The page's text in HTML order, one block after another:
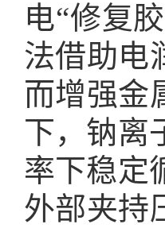
电“修复
法借助电
而增强金
下，钠离
率下稳定
外部夹持